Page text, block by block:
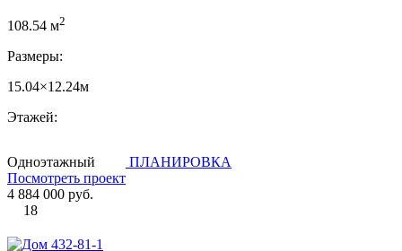
108.54 м2
Размеры:
15.04×12.24м
Этажей:
Одноэтажный
ПЛАНИРОВКА
Посмотреть проект
4 884 000 руб.
18